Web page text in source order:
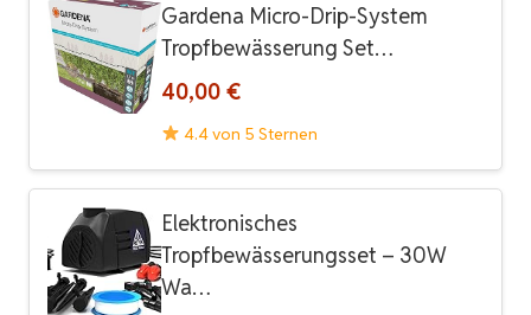
Gardena Micro-Drip-System
Tropfbewässerung Set…
40,00 €
4.4 von 5 Sternen
Elektronisches
Tropfbewässerungsset – 30W
Wa…